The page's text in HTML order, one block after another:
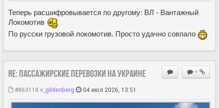
Теперь расшифровывается по другому: ВЛ - Вантажный
Локомотив
По русски грузовой локомотив. Просто удачно совпало
+
Re: Пассажирские перевозки на Украине
#863118 v_gildenberg 04 июл 2026, 13:51